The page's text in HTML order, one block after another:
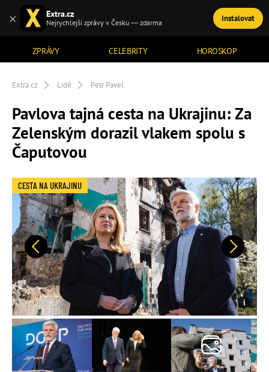
ZPRÁVY CELEBRITY HOROSKOP
TÉMATA
Extra.cz Lidé Petr Pavel
Pavlova tajná cesta na Ukrajinu: Za
Zelenským dorazil vlakem spolu s
Čaputovou
Předchozí Další
CESTA NA UKRAJINU
× Extra.cz
Nejrychlejší zprávy v Česku — zdarma Instalovat